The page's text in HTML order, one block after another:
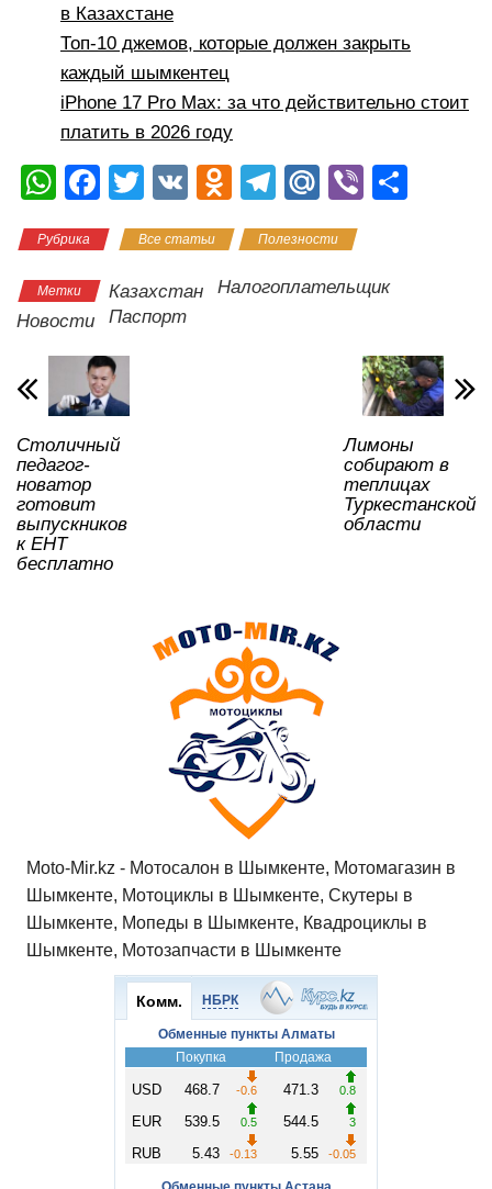
в Казахстане
Топ-10 джемов, которые должен закрыть
каждый шымкентец
iPhone 17 Pro Max: за что действительно стоит
платить в 2026 году
W
at
s
A
p
p
F
c
e
b
o
o
k
T
tt
er
V
O
n
o
T
e
gr
M
.R
u
Vi
и
ть
Рубрика Все статьи Полезности
Метки Казахстан
Налогоплательщик
Новости
Паспорт
Столичный
педагог-
новатор
готовит
выпускников
к ЕНТ
бесплатно
Лимоны
собирают в
теплицах
Туркестанской
области
Moto-Mir.kz - Мотосалон в Шымкенте, Мотомагазин в
Шымкенте, Мотоциклы в Шымкенте, Скутеры в
Шымкенте, Мопеды в Шымкенте, Квадроциклы в
Шымкенте, Мотозапчасти в Шымкенте